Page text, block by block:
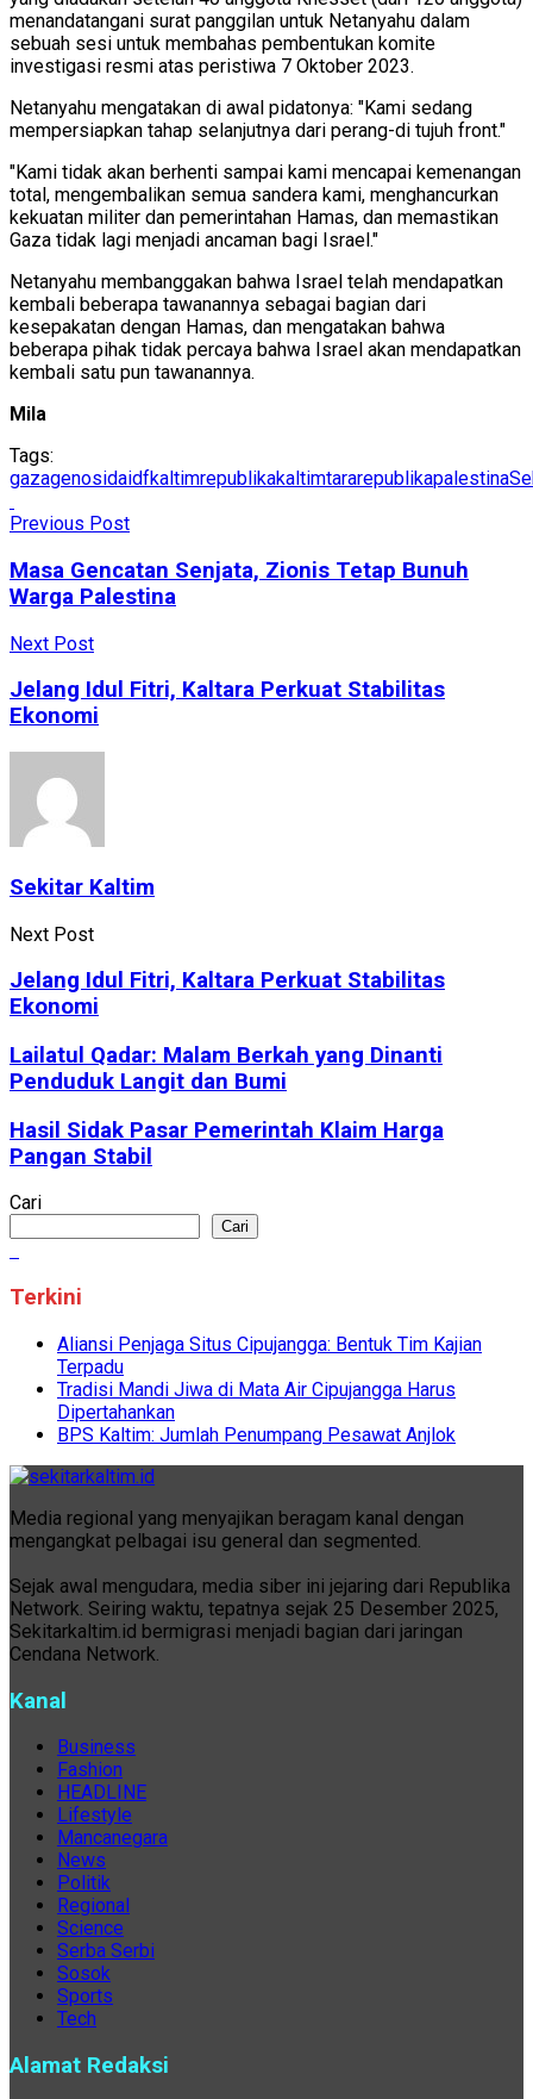
menandatangani surat panggilan untuk Netanyahu dalam
sebuah sesi untuk membahas pembentukan komite
investigasi resmi atas peristiwa 7 Oktober 2023.
Netanyahu mengatakan di awal pidatonya: "Kami sedang
mempersiapkan tahap selanjutnya dari perang-di tujuh front."
"Kami tidak akan berhenti sampai kami mencapai kemenangan
total, mengembalikan semua sandera kami, menghancurkan
kekuatan militer dan pemerintahan Hamas, dan memastikan
Gaza tidak lagi menjadi ancaman bagi Israel."
Netanyahu membanggakan bahwa Israel telah mendapatkan
kembali beberapa tawanannya sebagai bagian dari
kesepakatan dengan Hamas, dan mengatakan bahwa
beberapa pihak tidak percaya bahwa Israel akan mendapatkan
kembali satu pun tawanannya.
Mila
Tags:
gazagenosidaidfkaltimrepublikakaltimtararepublikapalestina
Previous Post
Masa Gencatan Senjata, Zionis Tetap Bunuh
Warga Palestina
Next Post
Jelang Idul Fitri, Kaltara Perkuat Stabilitas
Ekonomi
Sekitar Kaltim
Next Post
Jelang Idul Fitri, Kaltara Perkuat Stabilitas
Ekonomi
Lailatul Qadar: Malam Berkah yang Dinanti
Penduduk Langit dan Bumi
Hasil Sidak Pasar Pemerintah Klaim Harga
Pangan Stabil
Cari
Cari
Terkini
Aliansi Penjaga Situs Cipujangga: Bentuk Tim Kajian
Terpadu
Tradisi Mandi Jiwa di Mata Air Cipujangga Harus
Dipertahankan
BPS Kaltim: Jumlah Penumpang Pesawat Anjlok
Media regional yang menyajikan beragam kanal dengan
mengangkat pelbagai isu general dan segmented.
Sejak awal mengudara, media siber ini jejaring dari Republika
Network. Seiring waktu, tepatnya sejak 25 Desember 2025,
Sekitarkaltim.id bermigrasi menjadi bagian dari jaringan
Cendana Network.
Kanal
Business
Fashion
HEADLINE
Lifestyle
Mancanegara
News
Politik
Regional
Science
Serba Serbi
Sosok
Sports
Tech
Alamat Redaksi